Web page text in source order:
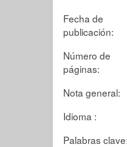
Fecha de
publicación:
Número de
páginas:
Nota general:
Idioma :
Palabras clave: